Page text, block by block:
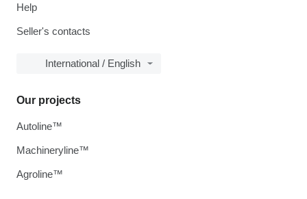
Help
Seller's contacts
International / English
Our projects
Autoline™
Machineryline™
Agroline™